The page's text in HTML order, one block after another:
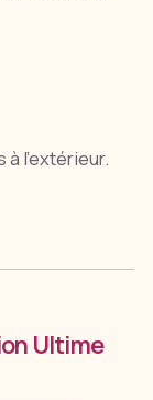
à l'extérieur.
Ultime